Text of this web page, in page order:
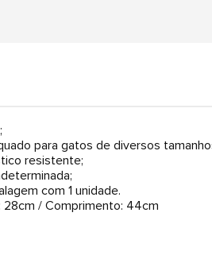
para gatos de diversos
resistente;
com 1 unidade.
28cm / Comprimento: 44cm